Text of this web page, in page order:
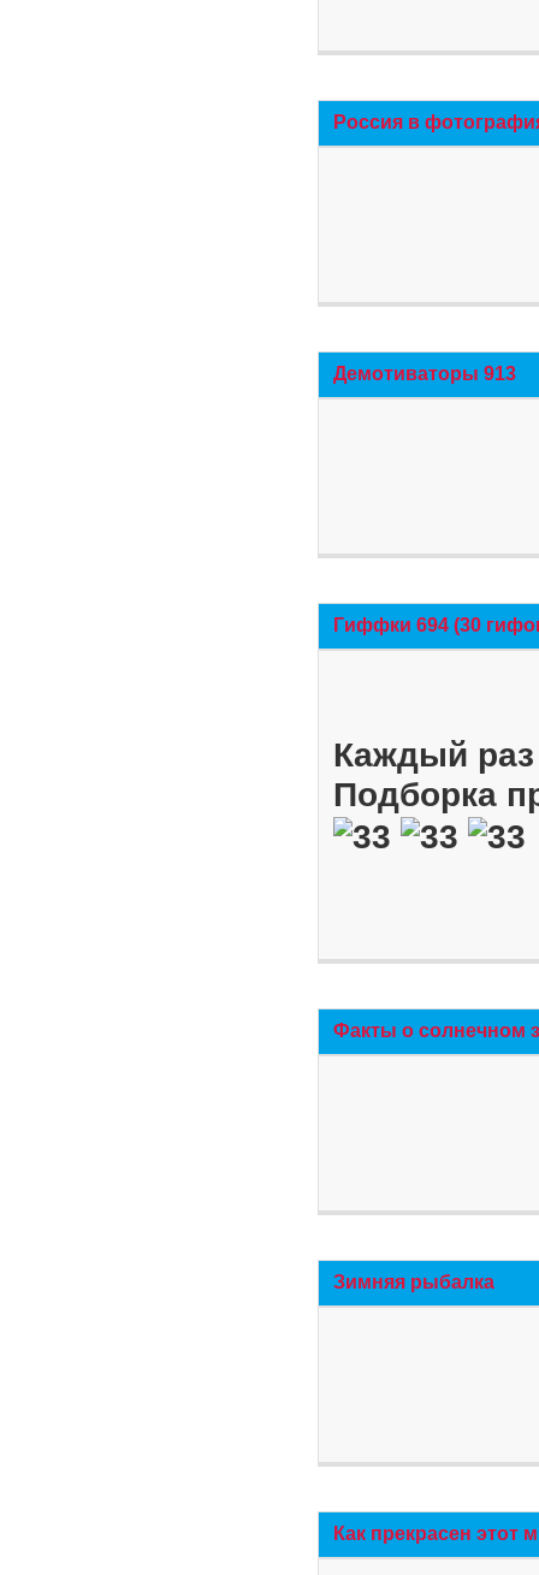
Россия в
Демотиваторы 913
Гиффки 694 (30
Каждый
Подборка
Факты о солнечном
Зимняя рыбалка
Как прекрасен этот